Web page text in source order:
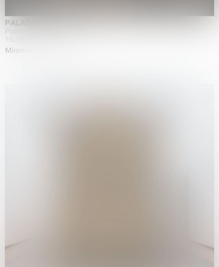
PALADINO
Palazzo Citterio, Milan
Mimmo Paladino